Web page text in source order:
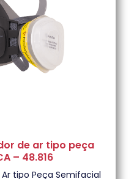
de ar tipo peça
– 48.816
tipo Peça Semifacial